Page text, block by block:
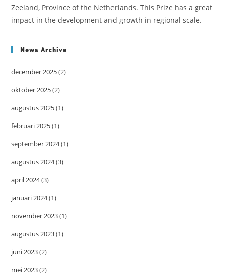
Zeeland, Province of the Netherlands. This Prize has a great
impact in the development and growth in regional scale.
News Archive
december 2025(2)
oktober 2025(2)
augustus 2025(1)
februari 2025(1)
september 2024(1)
augustus 2024(3)
april 2024(3)
januari 2024(1)
november 2023(1)
augustus 2023(1)
juni 2023(2)
mei 2023(2)